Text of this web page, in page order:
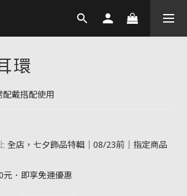
環
戴搭配使用
全店，七夕飾品特輯｜08/23前｜指定商品
．即享免運優惠